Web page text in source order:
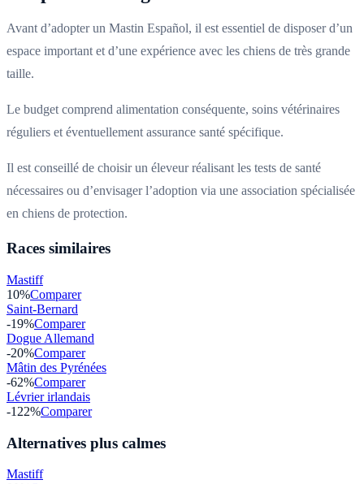
Avant d’adopter un Mastin Español, il est essentiel de disposer d’un
espace important et d’une expérience avec les chiens de très grande
taille.
Le budget comprend alimentation conséquente, soins vétérinaires
réguliers et éventuellement assurance santé spécifique.
Il est conseillé de choisir un éleveur réalisant les tests de santé
nécessaires ou d’envisager l’adoption via une association spécialisée
en chiens de protection.
Races similaires
Mastiff
10%Comparer
Saint-Bernard
-19%Comparer
Dogue Allemand
-20%Comparer
Mâtin des Pyrénées
-62%Comparer
Lévrier irlandais
-122%Comparer
Alternatives plus calmes
Mastiff